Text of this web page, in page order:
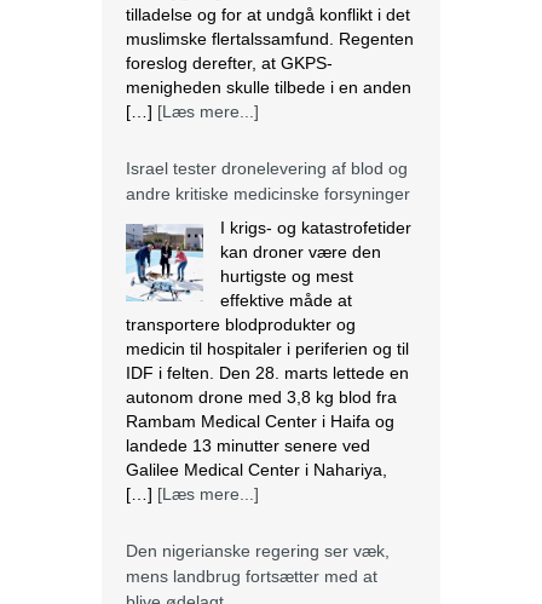
hurtigste og mest
effektive måde at
transportere blodprodukter og
medicin til hospitaler i periferien og til
IDF i felten. Den 28. marts lettede en
Rambam Medical Center i Haifa og
landede 13 minutter senere ved
Galilee Medical Center i Nahariya,
[…][Læs mere...]
Den nigerianske regering ser væk,
mens landbrug fortsætter med at
blive ødelagt
Massiv ødelæggelse af landbrug er
blevet det nye normal i mange
samfund i Plateau State, der ligger i
den nordcentrale region i Nigeria. I
regionen fortsætter mange kristne
med at blive målrettet af militante.
etnisk udrensning. Angriberne bruger
forskellige strategier, der spænder fra
drab, afbrænding af huse og